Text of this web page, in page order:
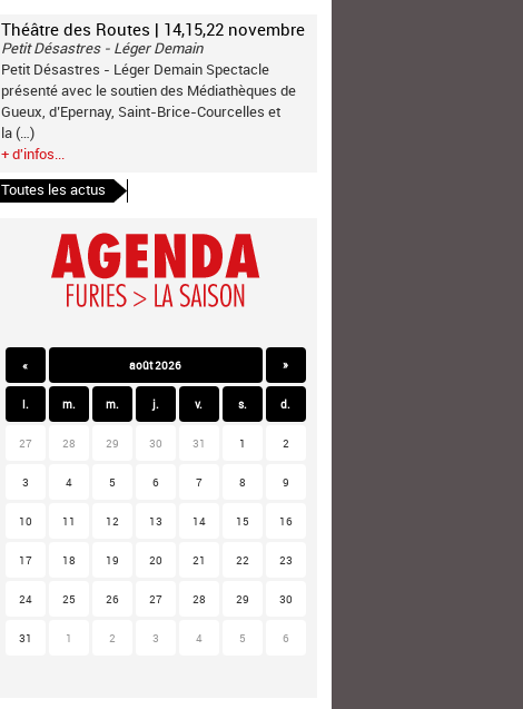
Théâtre des Routes | 14,15,22 novembre
Petit Désastres - Léger Demain
Petit Désastres - Léger Demain Spectacle
présenté avec le soutien des Médiathèques de
Gueux, d’Epernay, Saint-Brice-Courcelles et
la (…)
+ d'infos...
Toutes les actus
« août 2026 »
l. m. m. j. v. s. d.
27 28 29 30 31 1 2
3 4 5 6 7 8 9
10 11 12 13 14 15 16
17 18 19 20 21 22 23
24 25 26 27 28 29 30
31 1 2 3 4 5 6